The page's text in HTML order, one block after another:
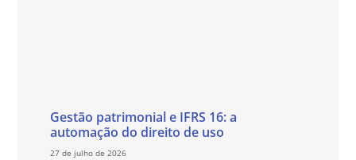
Gestão patrimonial e IFRS 16: a
automação do direito de uso
27 de julho de 2026